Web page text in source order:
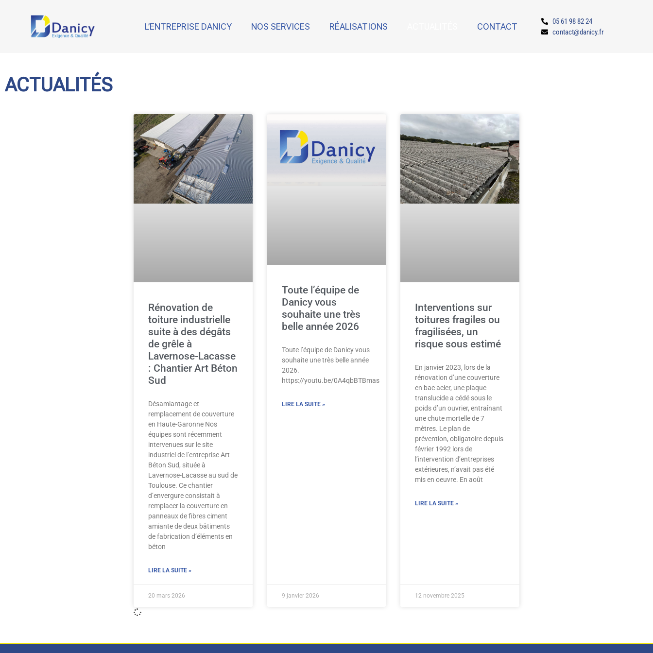
L’ENTREPRISE DANICY NOS SERVICES RÉALISATIONS CONTACT
05 61 98 82 24
contact@danicy.fr
ACTUALITÉS
Rénovation de
toiture industrielle
suite à des dégâts
de grêle à
Lavernose-Lacasse
: Chantier Art Béton
Sud
Désamiantage et
remplacement de couverture
en Haute-Garonne Nos
équipes sont récemment
intervenues sur le site
industriel de l’entreprise Art
Béton Sud, située à
Lavernose-Lacasse au sud de
Toulouse. Ce chantier
d’envergure consistait à
remplacer la couverture en
panneaux de fibres ciment
amiante de deux bâtiments
de fabrication d’éléments en
béton
LIRE LA SUITE »
20 mars 2026
Toute l’équipe de
Danicy vous
souhaite une très
belle année 2026
Toute l’équipe de Danicy vous
souhaite une très belle année
2026.
https://youtu.be/0A4qbBTBmas
LIRE LA SUITE »
9 janvier 2026
Interventions sur
toitures fragiles ou
fragilisées, un
risque sous estimé
En janvier 2023, lors de la
rénovation d’une couverture
en bac acier, une plaque
translucide a cédé sous le
poids d’un ouvrier, entraînant
une chute mortelle de 7
mètres. Le plan de
prévention, obligatoire depuis
février 1992 lors de
l’intervention d’entreprises
extérieures, n’avait pas été
mis en oeuvre. En août
LIRE LA SUITE »
12 novembre 2025